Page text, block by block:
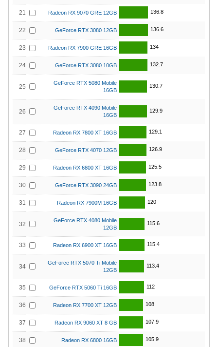
21 Radeon RX 9070 GRE 12GB 136.8
22 GeForce RTX 3080 12GB 136.6
23 Radeon RX 7900 GRE 16GB 134
24 GeForce RTX 3080 10GB 132.7
25
GeForce RTX 5080 Mobile
16GB
130.7
26
GeForce RTX 4090 Mobile
16GB
129.9
27 Radeon RX 7800 XT 16GB 129.1
28 GeForce RTX 4070 12GB 126.9
29 Radeon RX 6800 XT 16GB 125.5
30 GeForce RTX 3090 24GB 123.8
31 Radeon RX 7900M 16GB 120
32
GeForce RTX 4080 Mobile
12GB
115.6
33 Radeon RX 6900 XT 16GB 115.4
34
GeForce RTX 5070 Ti Mobile
12GB
113.4
35 GeForce RTX 5060 Ti 16GB 112
36 Radeon RX 7700 XT 12GB 108
37 Radeon RX 9060 XT 8 GB 107.9
38 Radeon RX 6800 16GB 105.9